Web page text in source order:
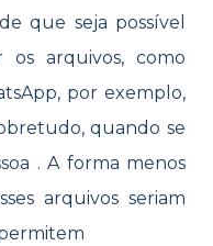
que seja possível
arquivos, como
por exemplo,
quando se
. A forma menos
arquivos seriam